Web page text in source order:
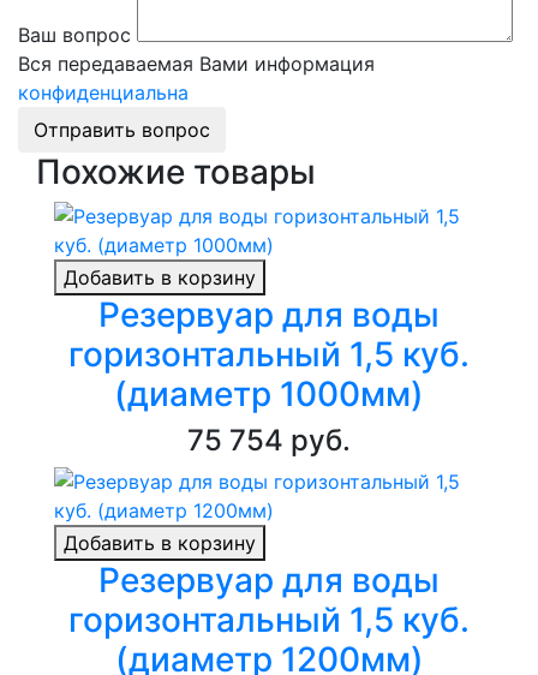
Ваш вопрос
Вся передаваемая Вами информация
конфиденциальна
Отправить вопрос
Похожие товары
Добавить в корзину
Резервуар для воды
горизонтальный 1,5 куб.
(диаметр 1000мм)
75 754 руб.
Добавить в корзину
Резервуар для воды
горизонтальный 1,5 куб.
(диаметр 1200мм)